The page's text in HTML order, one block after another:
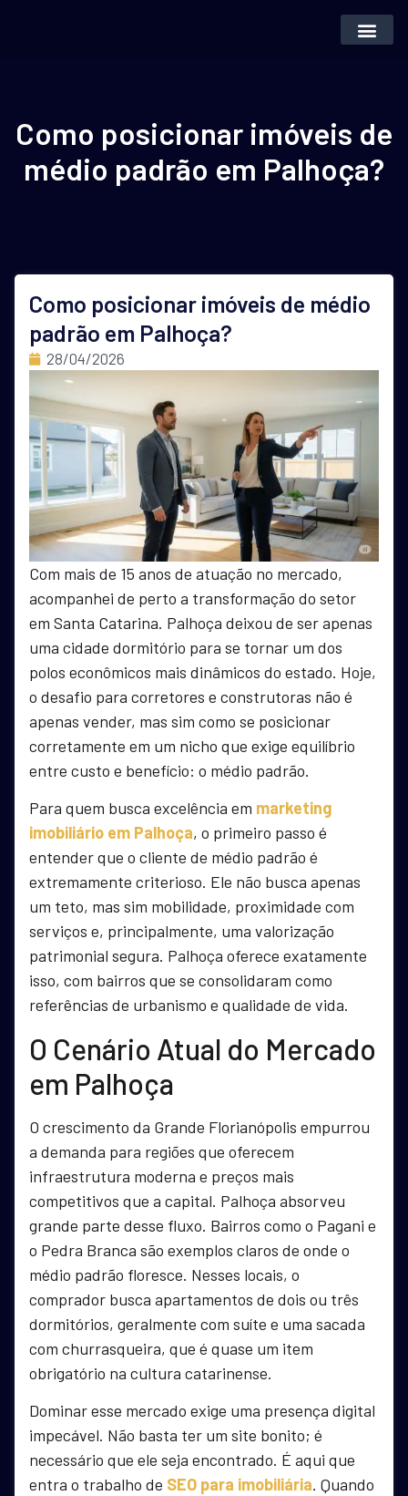
Como posicionar imóveis de
médio padrão em Palhoça?
Como posicionar imóveis de médio
padrão em Palhoça?
28/04/2026
Com mais de 15 anos de atuação no mercado,
acompanhei de perto a transformação do setor
em Santa Catarina. Palhoça deixou de ser apenas
uma cidade dormitório para se tornar um dos
polos econômicos mais dinâmicos do estado. Hoje,
o desafio para corretores e construtoras não é
apenas vender, mas sim como se posicionar
corretamente em um nicho que exige equilíbrio
entre custo e benefício: o médio padrão.
Para quem busca excelência em marketing
imobiliário em Palhoça, o primeiro passo é
entender que o cliente de médio padrão é
extremamente criterioso. Ele não busca apenas
um teto, mas sim mobilidade, proximidade com
serviços e, principalmente, uma valorização
patrimonial segura. Palhoça oferece exatamente
isso, com bairros que se consolidaram como
referências de urbanismo e qualidade de vida.
O Cenário Atual do Mercado
em Palhoça
O crescimento da Grande Florianópolis empurrou
a demanda para regiões que oferecem
infraestrutura moderna e preços mais
competitivos que a capital. Palhoça absorveu
grande parte desse fluxo. Bairros como o Pagani e
o Pedra Branca são exemplos claros de onde o
médio padrão floresce. Nesses locais, o
comprador busca apartamentos de dois ou três
dormitórios, geralmente com suíte e uma sacada
com churrasqueira, que é quase um item
obrigatório na cultura catarinense.
Dominar esse mercado exige uma presença digital
impecável. Não basta ter um site bonito; é
necessário que ele seja encontrado. É aqui que
entra o trabalho de SEO para imobiliária. Quando